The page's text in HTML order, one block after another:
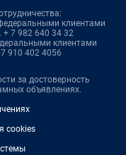
клиентами
+ 7 982 640 34 32
клиентами
910 402 4056
за достоверность
объявлениях.
cookies